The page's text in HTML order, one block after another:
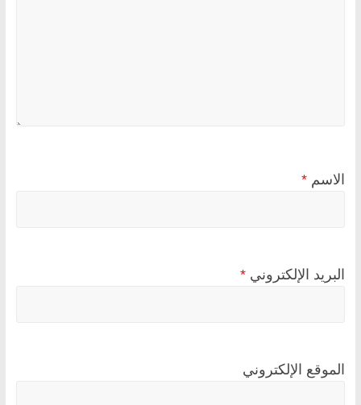
الاسم *
البريد الإلكتروني *
الموقع الإلكتروني